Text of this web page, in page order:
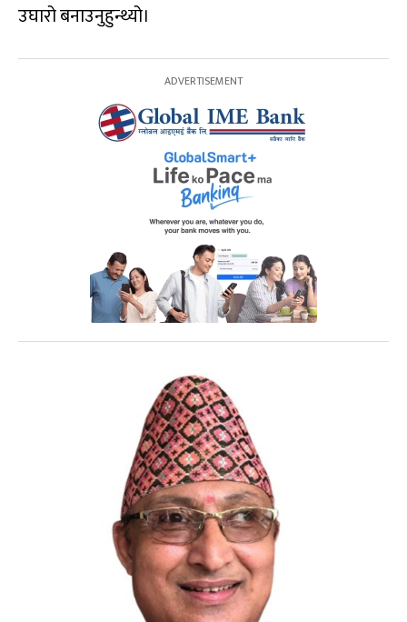
उघारो बनाउनुहुन्थ्यो।